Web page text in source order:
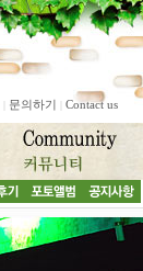
문의하기 Contact us